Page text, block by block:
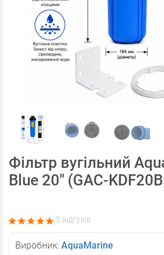
Фільтр вугільний
Blue 20" (GAC-
3 відгуків
Виробник: AquaMarine